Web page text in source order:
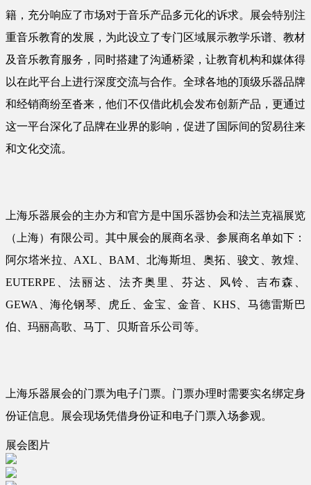
籍，充分响应了市场对于音乐产品多元化的诉求。展会特别注
重音乐教育的发展，为此设立了专门区域展示教学乐谱、教材
及音乐教育服务，同时搭建了沟通桥梁，让教育机构和媒体得
以在此平台上进行深度交流与合作。全球各地的顶级乐器品牌
和经销商纷至沓来，他们不仅借此机会发布创新产品，更通过
这一平台深化了品牌在业界的影响，促进了国际间的贸易往来
和文化交流。
上海乐器展会的主办方和官方是中国乐器协会和法兰克福展览
（上海）有限公司。其中展会的展商名录、参展商名单如下：
阿尔塔米拉、AXL、BAM、北海斯坦、奥拓、骏文、敦煌、
EUTERPE、法丽达、法齐奥里、芬达、风铃、吉布森、
GEWA、海伦钢琴、虎丘、金宝、金音、KHS、马德雷斯巴
伯、玛丽高歌、马丁、贝斯音乐公司等。
上海乐器展会的门票为电子门票。门票办理时需要实名绑定身
份证信息。展会现场凭借身份证和电子门票入场参观。
展会图片